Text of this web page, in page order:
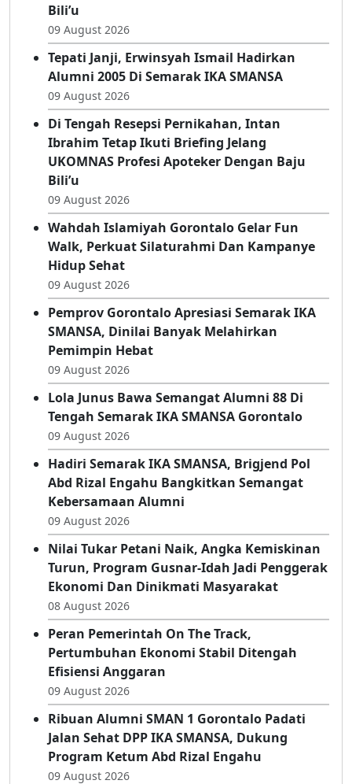
Bili’u
09 August 2026
Tepati Janji, Erwinsyah Ismail Hadirkan
Alumni 2005 Di Semarak IKA SMANSA
09 August 2026
Di Tengah Resepsi Pernikahan, Intan
Ibrahim Tetap Ikuti Briefing Jelang
UKOMNAS Profesi Apoteker Dengan Baju
Bili’u
09 August 2026
Wahdah Islamiyah Gorontalo Gelar Fun
Walk, Perkuat Silaturahmi Dan Kampanye
Hidup Sehat
09 August 2026
Pemprov Gorontalo Apresiasi Semarak IKA
SMANSA, Dinilai Banyak Melahirkan
Pemimpin Hebat
09 August 2026
Lola Junus Bawa Semangat Alumni 88 Di
Tengah Semarak IKA SMANSA Gorontalo
09 August 2026
Hadiri Semarak IKA SMANSA, Brigjend Pol
Abd Rizal Engahu Bangkitkan Semangat
Kebersamaan Alumni
09 August 2026
Nilai Tukar Petani Naik, Angka Kemiskinan
Turun, Program Gusnar-Idah Jadi Penggerak
Ekonomi Dan Dinikmati Masyarakat
08 August 2026
Peran Pemerintah On The Track,
Pertumbuhan Ekonomi Stabil Ditengah
Efisiensi Anggaran
09 August 2026
Ribuan Alumni SMAN 1 Gorontalo Padati
Jalan Sehat DPP IKA SMANSA, Dukung
Program Ketum Abd Rizal Engahu
09 August 2026